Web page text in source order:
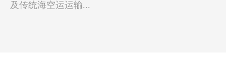
及传统海空运运输...